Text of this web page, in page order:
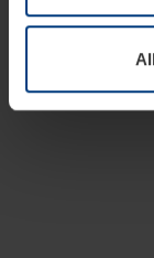
toestemming
wijzigen of